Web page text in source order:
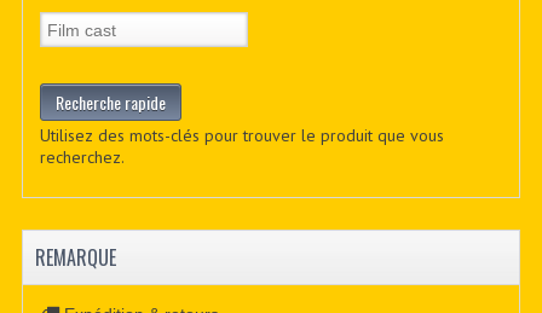
Utilisez des mots-clés pour trouver le produit que vous
recherchez.
REMARQUE